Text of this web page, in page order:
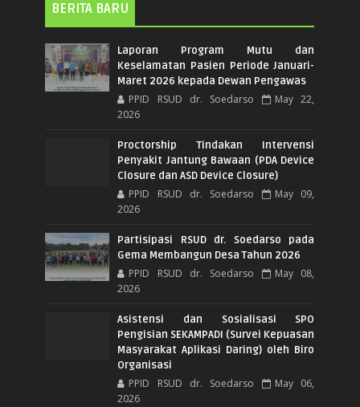
BERITA BARU
Laporan Program Mutu dan
Keselamatan Pasien Periode Januari-
Maret 2026 kepada Dewan Pengawas
PPID RSUD dr. Soedarso
May 22,
2026
Proctorship Tindakan Intervensi
Penyakit Jantung Bawaan (PDA Device
Closure dan ASD Device Closure)
PPID RSUD dr. Soedarso
May 09,
2026
Partisipasi RSUD dr. Soedarso pada
Gema Membangun Desa Tahun 2026
PPID RSUD dr. Soedarso
May 08,
2026
Asistensi dan Sosialisasi SPO
Pengisian SEKAMPADI (Survei Kepuasan
Masyarakat Aplikasi Daring) oleh Biro
Organisasi
PPID RSUD dr. Soedarso
May 06,
2026